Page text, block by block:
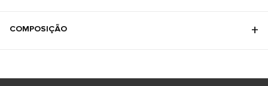
COMPOSIÇÃO